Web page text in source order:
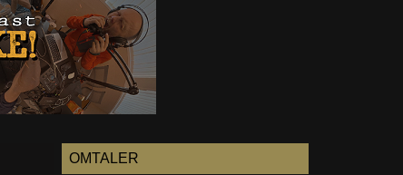
OMTALER